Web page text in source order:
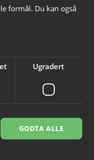
formål. Du kan også
Ugradert
GODTA ALLE